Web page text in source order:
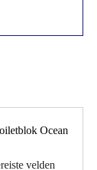
Ocean
velden